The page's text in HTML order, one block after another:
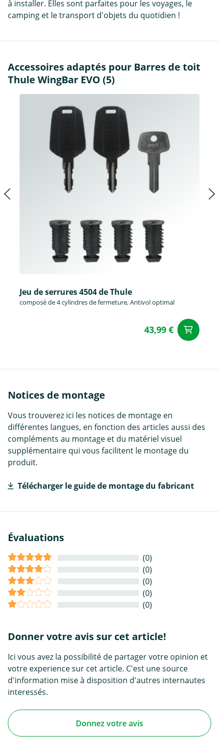
à installer. Elles sont parfaites pour les voyages, le
camping et le transport d'objets du quotidien !
Accessoires adaptés pour Barres de toit
Thule WingBar EVO (5)
Jeu de serrures 4504 de Thule
composé de 4 cylindres de fermeture, Antivol optimal
43,99 €
Notices de montage
Vous trouverez ici les notices de montage en
différentes langues, en fonction des articles aussi des
compléments au montage et du matériel visuel
supplémentaire qui vous facilitent le montage du
produit.
Télécharger le guide de montage du fabricant
Évaluations
(0)
(0)
(0)
(0)
(0)
Donner votre avis sur cet article!
Ici vous avez la possibilité de partager votre opinion et
votre experience sur cet article. C'est une source
d'information mise à disposition d'autres internautes
interessés.
Donnez votre avis